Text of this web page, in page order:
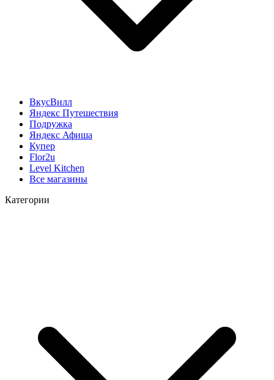
ВкусВилл
Яндекс Путешествия
Подружка
Яндекс Афиша
Купер
Flor2u
Level Kitchen
Все магазины
Категории